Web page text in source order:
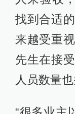
找到合适
来越受重
先生在接
人员数量